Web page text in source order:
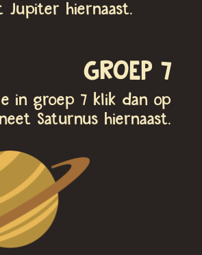
Jupiter hiernaast.
GROEP 7
in groep 7 klik dan op
Saturnus hiernaast.